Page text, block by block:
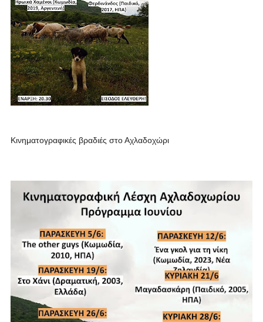
Κινηματογραφικές βραδιές στο Αχλαδοχώρι